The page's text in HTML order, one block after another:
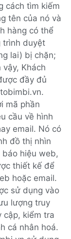
cách tìm kiếm
tên của nó và
hàng có thể
trình duyệt
lai) bị chặn;
Khách
đầy đủ
mã phần
cầu về hình
email. Nó có
đồ thị nhìn
hiệu web,
thiết kế để
hoặc email.
sử dụng vào
lượng truy
cập, kiểm tra
cá nhân hoá.